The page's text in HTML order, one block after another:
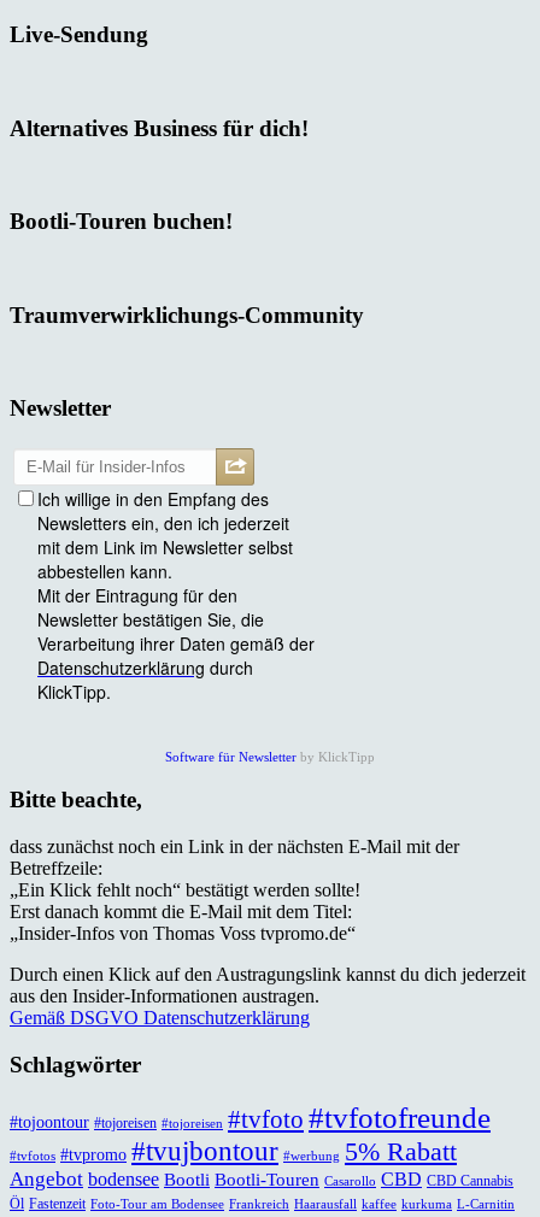
Live-Sendung
Alternatives Business für dich!
Bootli-Touren buchen!
Traumverwirklichungs-Community
Newsletter
Software für Newsletter by KlickTipp
Bitte beachte,
dass zunächst noch ein Link in der nächsten E-Mail mit der
Betreffzeile:
„Ein Klick fehlt noch“ bestätigt werden sollte!
Erst danach kommt die E-Mail mit dem Titel:
„Insider-Infos von Thomas Voss tvpromo.de“
Durch einen Klick auf den Austragungslink kannst du dich jederzeit
aus den Insider-Informationen austragen.
Gemäß DSGVO Datenschutzerklärung
Schlagwörter
#tojoontour #tojoreisen #tojoreisen #tvfoto #tvfotofreunde
#tvfotos #tvpromo #tvujbontour #werbung 5% Rabatt
Angebot bodensee Bootli Bootli-Touren Casarollo CBD CBD Cannabis
Öl Fastenzeit Foto-Tour am Bodensee Frankreich Haarausfall kaffee kurkuma L-Carnitin